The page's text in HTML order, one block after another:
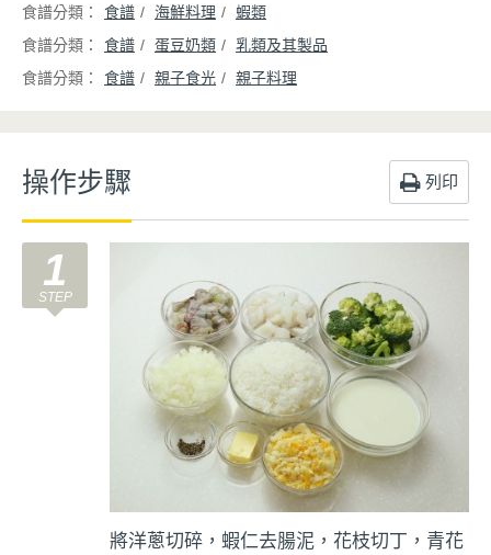
食譜
海鮮料理
蝦類
食譜
蛋豆奶類
乳類及其製品
食譜
親子食光 親子料理
操作步驟 列印
1
將洋蔥切碎，蝦仁去腸泥，花枝切丁，青花